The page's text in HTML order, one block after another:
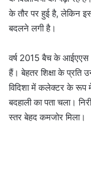
के तौर पर हुई है, लेकिन
बदलने लगी है।
वर्ष 2015 बैच के आईएएस
हैं। बेहतर शिक्षा के प्रति
विदिशा में कलेक्टर के रूप में
बदहाली का पता चला।
स्तर बेहद कमजोर मिला।